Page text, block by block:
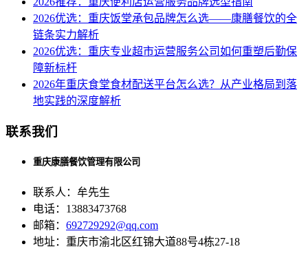
2026优选：重庆饭堂承包品牌怎么选——康膳餐饮的全
链条实力解析
2026优选：重庆专业超市运营服务公司如何重塑后勤保
障新标杆
2026年重庆食堂食材配送平台怎么选？从产业格局到落
地实践的深度解析
联系我们
重庆康膳餐饮管理有限公司
联系人：牟先生
电话：13883473768
邮箱： 692729292@qq.com
地址：重庆市渝北区红锦大道88号4栋27-18